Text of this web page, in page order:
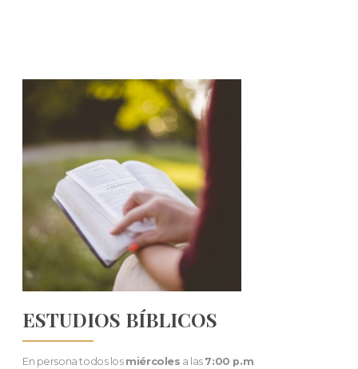
ESTUDIOS BÍBLICOS
En persona todos los miércoles a las 7:00 p.m.